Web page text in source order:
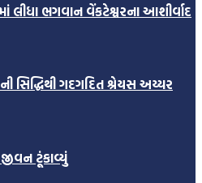
લીધા ભગવાન વેંકટેશ્વરના આશીર્વાદ
સિદ્ધિથી ગદગદિત શ્રેયસ અય્યર
જીવન ટૂંકાવ્યું